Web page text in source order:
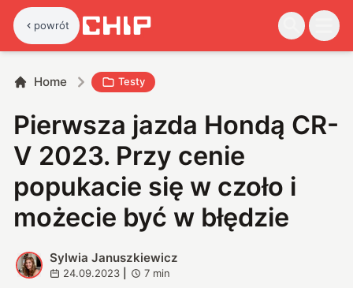
powrót
Home Testy
Pierwsza jazda Hondą CR-
V 2023. Przy cenie
popukacie się w czoło i
możecie być w błędzie
S
Sylwia Januszkiewicz
24.09.2023 7 min